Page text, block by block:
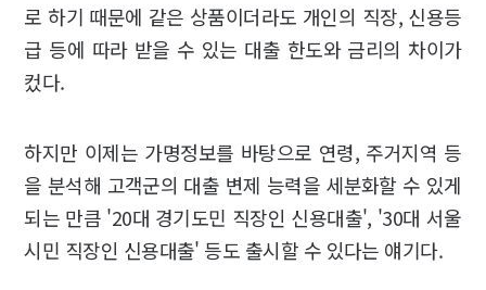
로 하기 때문에 같은 상품이더라도 개인의 직장, 신용등
급 등에 따라 받을 수 있는 대출 한도와 금리의 차이가
컸다.
하지만 이제는 가명정보를 바탕으로 연령, 주거지역 등
을 분석해 고객군의 대출 변제 능력을 세분화할 수 있게
되는 만큼 '20대 경기도민 직장인 신용대출', '30대 서울
시민 직장인 신용대출' 등도 출시할 수 있다는 얘기다.